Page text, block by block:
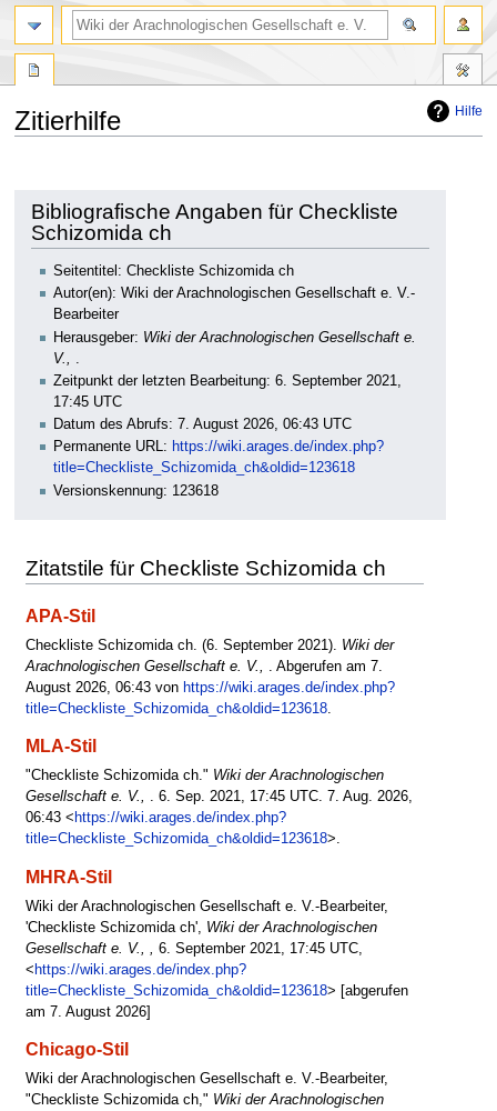
Hilfe
Zitierhilfe
springen
springen
Bibliografische Angaben für Checkliste
Schizomida ch
Seitentitel: Checkliste Schizomida ch
Autor(en): Wiki der Arachnologischen Gesellschaft e. V.-
Bearbeiter
Herausgeber: Wiki der Arachnologischen Gesellschaft e.
V.,
Zeitpunkt der letzten Bearbeitung: 6. September 2021,
17:45 UTC
Datum des Abrufs: 7. August 2026, 06:43 UTC
Permanente URL: https://wiki.arages.de/index.php?
title=Checkliste_Schizomida_ch&oldid=123618
Versionskennung: 123618
Zitatstile für Checkliste Schizomida ch
APA-Stil
Checkliste Schizomida ch. (6. September 2021). Wiki der
Arachnologischen Gesellschaft e. V., . Abgerufen am 7.
August 2026, 06:43 von https://wiki.arages.de/index.php?
title=Checkliste_Schizomida_ch&oldid=123618.
MLA-Stil
"Checkliste Schizomida ch." Wiki der Arachnologischen
Gesellschaft e. V., . 6. Sep. 2021, 17:45 UTC. 7. Aug. 2026,
06:43 < https://wiki.arages.de/index.php?
title=Checkliste_Schizomida_ch&oldid=123618>.
MHRA-Stil
Wiki der Arachnologischen Gesellschaft e. V.-Bearbeiter,
'Checkliste Schizomida ch', Wiki der Arachnologischen
Gesellschaft e. V., ,
6. September 2021, 17:45 UTC,
< https://wiki.arages.de/index.php?
title=Checkliste_Schizomida_ch&oldid=123618> [abgerufen
am 7. August 2026]
Chicago-Stil
Wiki der Arachnologischen Gesellschaft e. V.-Bearbeiter,
"Checkliste Schizomida ch," Wiki der Arachnologischen